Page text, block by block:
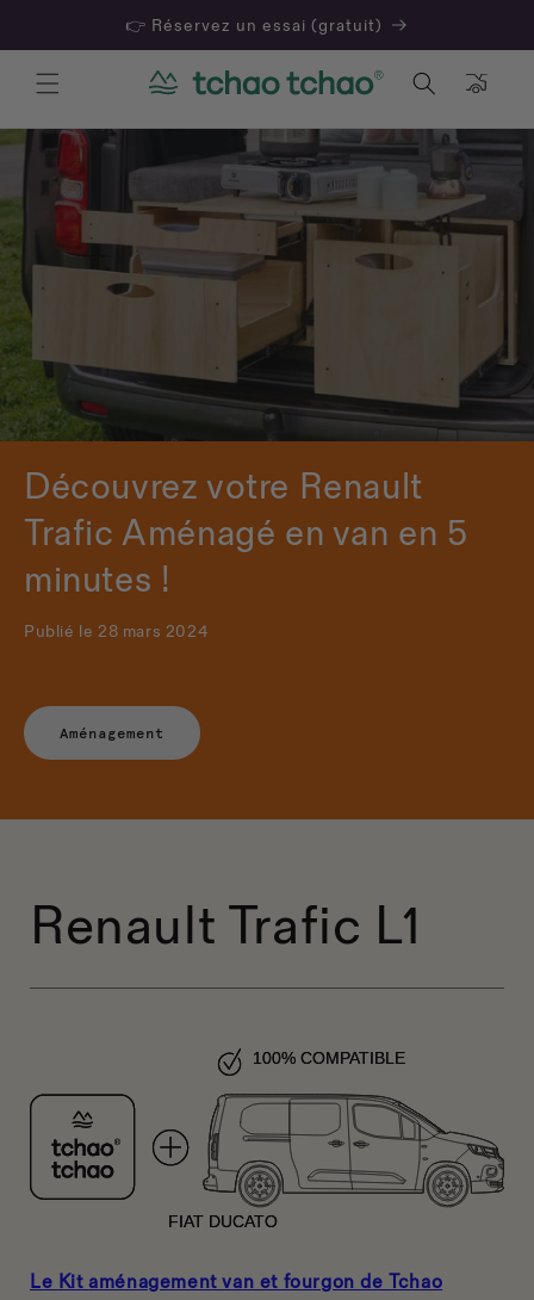
👉 Réservez un essai (gratuit)
Panier
Découvrez votre Renault
Trafic Aménagé en van en 5
minutes !
Publié le 28 mars 2024
Aménagement
Renault Trafic L1
Le Kitaménagement van et fourgon de Tchao